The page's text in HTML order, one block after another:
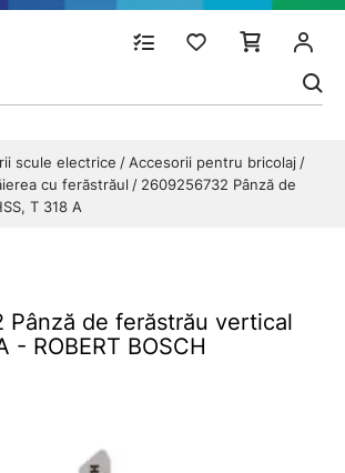
scule electrice
Accesorii pentru bricolaj
cu ferăstrăul
2609256732 Pânză de
T 318 A
Pânză de ferăstrău vertical
- ROBERT BOSCH